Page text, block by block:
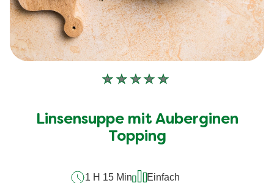
Keine
für
dieses
Linsensuppe mit Auberginen
Topping
1 H 15 Min
Einfach